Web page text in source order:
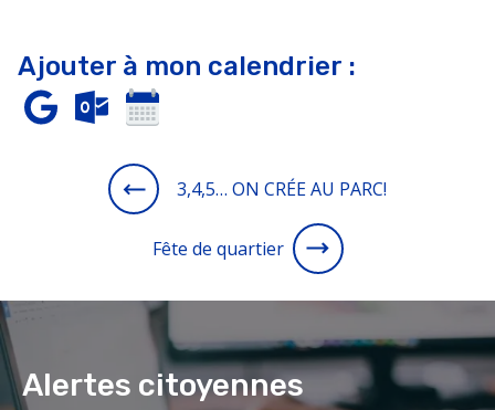
Ajouter à mon calendrier :
3,4,5… ON CRÉE AU PARC!
Fête de quartier
Alertes citoyennes